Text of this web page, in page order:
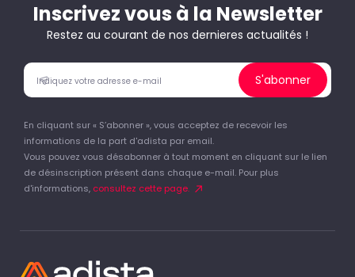
Inscrivez vous à la Newsletter
Restez au courant de nos dernieres actualités !
S'abonner
En cliquant sur « S’abonner », vous acceptez de recevoir les
informations de la part d'adista par email.
Vous pouvez vous désabonner à tout moment en cliquant sur le lien
de désinscription présent dans chaque e-mail. Pour plus
d'informations, consultez cette page.